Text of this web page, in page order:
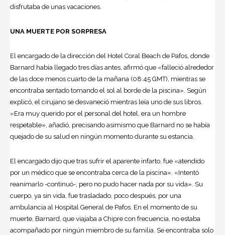
disfrutaba de unas vacaciones.
UNA MUERTE POR SORPRESA
El encargado de la dirección del Hotel Coral Beach de Pafos, donde
Barnard había llegado tres días antes, afirmó que «falleció alrededor
de las doce menos cuarto de la mañana (08.45 GMT), mientras se
encontraba sentado tomando el sol al borde de la piscina». Según
explicó, el cirujano se desvaneció mientras leía uno de sus libros.
«Era muy querido por el personal del hotel, era un hombre
respetable», añadió, precisando asimismo que Barnard no se había
quejado de su salud en ningún momento durante su estancia.
El encargado dijo que tras sufrir el aparente infarto, fue «atendido
por un médico que se encontraba cerca de la piscina». «Intentó
reanimarlo -continuó-, pero no pudo hacer nada por su vida». Su
cuerpo, ya sin vida, fue trasladado, poco después, por una
ambulancia al Hospital General de Pafos. En el momento de su
muerte, Barnard, que viajaba a Chipre con frecuencia, no estaba
acompañado por ningún miembro de su familia. Se encontraba solo